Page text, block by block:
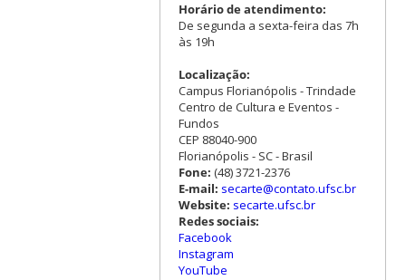
Horário de atendimento:
De segunda a sexta-feira das 7h
às 19h
Localização:
Campus Florianópolis - Trindade
Centro de Cultura e Eventos -
Fundos
CEP 88040-900
Florianópolis - SC - Brasil
Fone: (48) 3721-2376
E-mail: secarte@contato.ufsc.br
Website: secarte.ufsc.br
Redes sociais:
Facebook
Instagram
YouTube